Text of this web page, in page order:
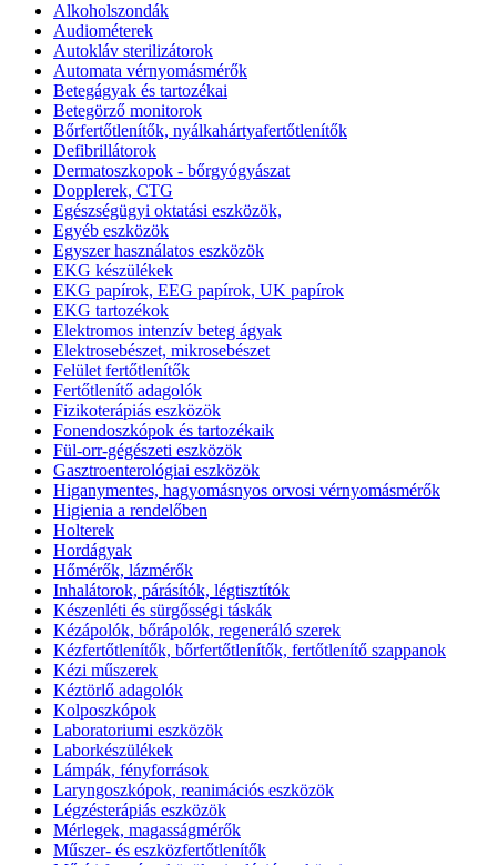
Alkoholszondák
Audiométerek
Autokláv sterilizátorok
Automata vérnyomásmérők
Betegágyak és tartozékai
Betegörző monitorok
Bőrfertőtlenítők, nyálkahártyafertőtlenítők
Defibrillátorok
Dermatoszkopok - bőrgyógyászat
Dopplerek, CTG
Egészségügyi oktatási eszközök,
Egyéb eszközök
Egyszer használatos eszközök
EKG készülékek
EKG papírok, EEG papírok, UK papírok
EKG tartozékok
Elektromos intenzív beteg ágyak
Elektrosebészet, mikrosebészet
Felület fertőtlenítők
Fertőtlenítő adagolók
Fizikoterápiás eszközök
Fonendoszkópok és tartozékaik
Fül-orr-gégészeti eszközök
Gasztroenterológiai eszközök
Higanymentes, hagyomásnyos orvosi vérnyomásmérők
Higienia a rendelőben
Holterek
Hordágyak
Hőmérők, lázmérők
Inhalátorok, párásítók, légtisztítók
Készenléti és sürgősségi táskák
Kézápolók, bőrápolók, regeneráló szerek
Kézfertőtlenítők, bőrfertőtlenítők, fertőtlenítő szappanok
Kézi műszerek
Kéztörlő adagolók
Kolposzkópok
Laboratoriumi eszközök
Laborkészülékek
Lámpák, fényforrások
Laryngoszkópok, reanimációs eszközök
Légzésterápiás eszközök
Mérlegek, magasságmérők
Műszer- és eszközfertőtlenítők